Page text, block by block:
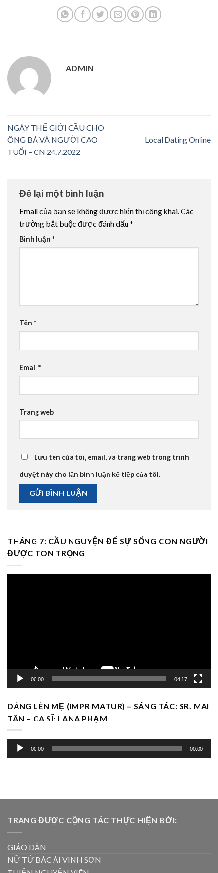
ADMIN
NGÀY THẾ GIỚI CẦU CHO
ÔNG BÀ VÀ NGƯỜI CAO
TUỔI – CN 24.7.2022
Local Dating Online
Để lại một bình luận
Email của bạn sẽ không được hiển thị công khai.Các
trường bắt buộc được đánh dấu*
Bình luận *
Tên *
Email *
Trang web
Lưu tên của tôi, email, và trang web trong trình
duyệt này cho lần bình luận kế tiếp của tôi.
THÁNG 7: CẦU NGUYỆN ĐỂ SỰ SỐNG CON NGƯỜI
ĐƯỢC TÔN TRỌNG
00:00 04:17
DÂNG LÊN MẸ (IMPRIMATUR) – SÁNG TÁC: SR. MAI
TÂN – CA SĨ: LANA PHẠM
Trình
chơi
00:00 00:00
TRANG ĐƯỢC CỘNG TÁC THỰC HIỆN BỞI:
GIÁO DÂN
NỮ TỬ BÁC ÁI VINH SƠN